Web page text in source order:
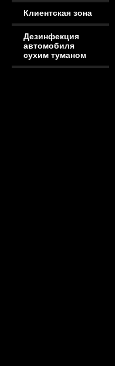
Клиентская зона
Дезинфекция
автомобиля
сухим туманом